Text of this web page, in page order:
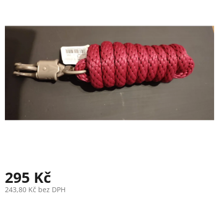
z
295 Kč
243,80 Kč bez DPH